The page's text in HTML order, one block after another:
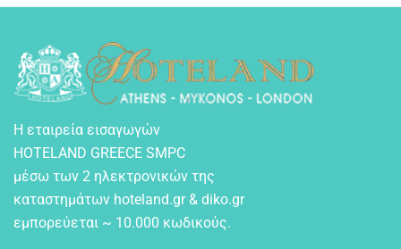
Η εταιρεία εισαγωγών
HOTELAND GREECE SMPC
μέσω των 2 ηλεκτρονικών της
καταστημάτων hoteland.gr & diko.gr
εμπορεύεται ~ 10.000 κωδικούς.